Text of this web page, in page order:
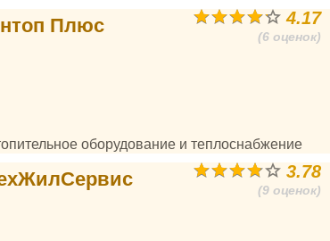
4.17
(6 оценок)
Плюс
оборудование и теплоснабжение
3.78
(9 оценок)